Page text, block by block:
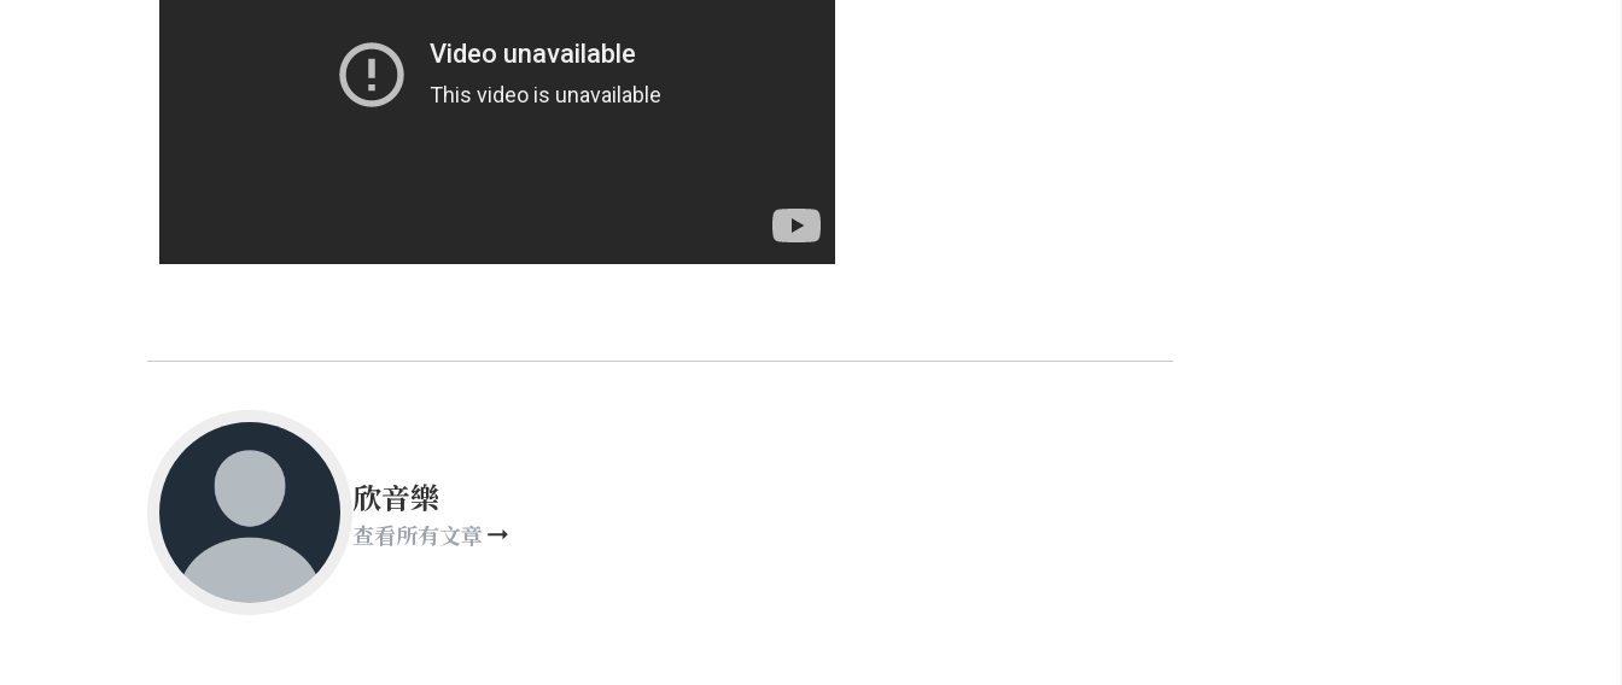
欣音樂
查看所有文章